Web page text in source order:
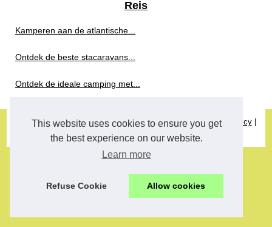
This website uses cookies to ensure you get
the best experience on our website.
Learn more
Refuse Cookie Allow cookies
Reis
Kamperen aan de atlantische...
Ontdek de beste stacaravans...
Ontdek de ideale camping met...
© 2026Pml-travel.eu |Most Read|Site Hierarchy|Cookies Policy|
RSS